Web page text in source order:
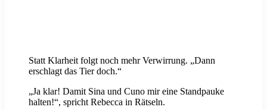
Statt Klarheit folgt noch mehr Verwirrung. „Dann
erschlagt das Tier doch.“
„Ja klar! Damit Sina und Cuno mir eine Standpauke
halten!“, spricht Rebecca in Rätseln.